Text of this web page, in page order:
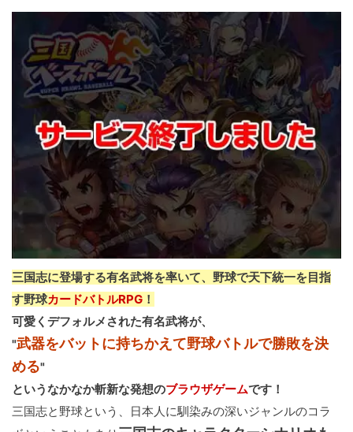
三国志に登場する有名武将を率いて、野球で天下統一を目指
す野球カードバトルRPG ！
可愛くデフォルメされた有名武将が、
"武器をバットに持ちかえて野球バトルで勝敗を決
める"
というなかなか斬新な発想のブラウザゲームです！
三国志と野球という、日本人に馴染みの深いジャンルのコラ